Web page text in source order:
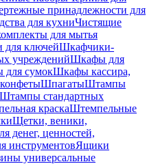
принадлежности для
для кухниЧистящие
для мытья
ключейШкафчики-
учрежденийШкафы для
сумокШкафы кассира,
ШпагатыШтампы
Штампы стандартных
краскаШтемпельные
Щетки, веники,
денег, ценностей,
инструментовЯщики
универсальные